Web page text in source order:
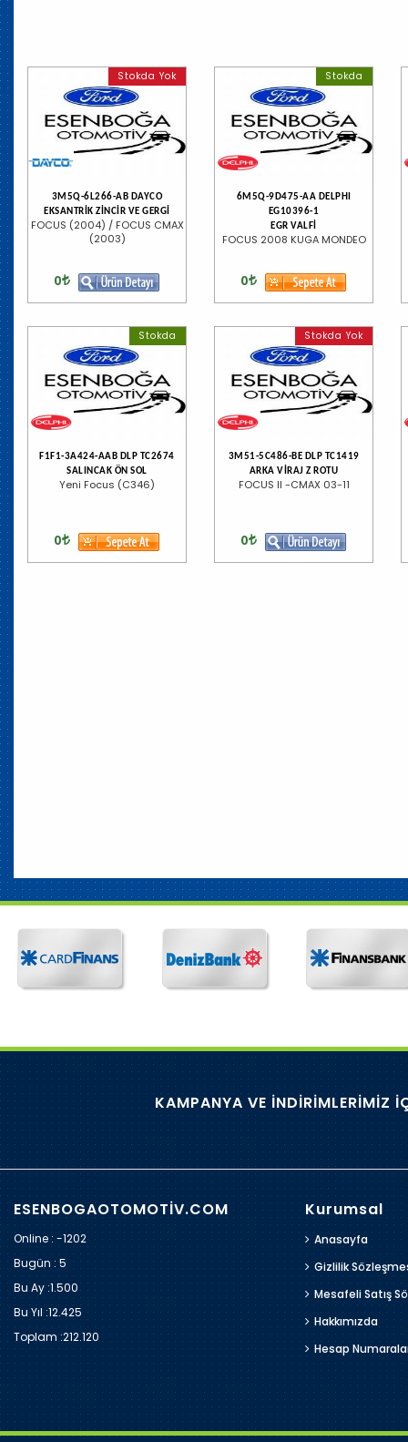
Stokda Yok
3M5Q-6L266-AB DAYCO
EKSANTRİK ZİNCİR VE GERGİ
FOCUS (2004) / FOCUS CMAX
(2003)
0
Stokda
6M5Q-9D475-AA DELPHI
EG10396-1
EGR VALFİ
FOCUS 2008 KUGA MONDEO
0
Stokda
F1F1-3A424-AAB DLP TC2674
SALINCAK ÖN SOL
Yeni Focus (C346)
0
Stokda Yok
3M51-5C486-BE DLP TC1419
ARKA VİRAJ Z ROTU
FOCUS II -CMAX 03-11
0
KAMPANYA VE İNDİRİMLERİMİZ
ESENBOGAOTOMOTİV.COM
Online : -1202
Bugün :5
Bu Ay :1.500
Bu Yıl :12.425
Toplam :212.120
Kurumsal
Anasayfa
Gizlilik
Mesafeli Satış
Hakkımızda
Hesap